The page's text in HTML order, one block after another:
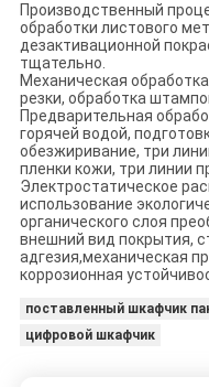
Производственный
обработки листового
дезактивационной
тщательно.
Механическая
резки, обработка
Предварительная
горячей водой,
обезжиривание, три
пленки кожи, три линии
Электростатическое
использование
органического слоя
внешний вид покрытия,
адгезия,механическая
коррозионная
поставленный шкафчик
цифровой шкафчик